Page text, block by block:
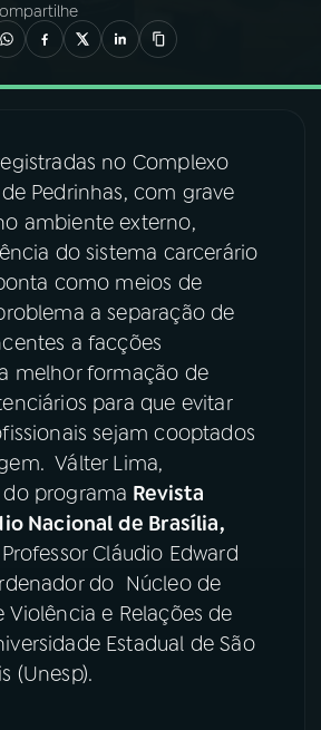
MÚSICA
NACIONAL
Facebook
X
no Complexo
Pedrinhas, com grave
ambiente externo,
do sistema carcerário
como meios de
a separação de
a facções
melhor formação de
para que evitar
sejam cooptados
Válter Lima,
programa Revista
Nacional de Brasília,
Cláudio Edward
do Núcleo de
Violência e Relações de
Estadual de São
(Unesp).